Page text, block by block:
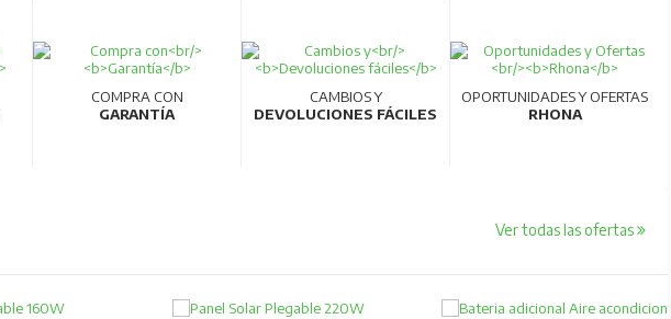
COMPRA CON
GARANTÍA
CAMBIOS Y
DEVOLUCIONES FÁCILES
OPORTUNIDADES Y OFERTAS
RHONA
Ver todas las ofertas